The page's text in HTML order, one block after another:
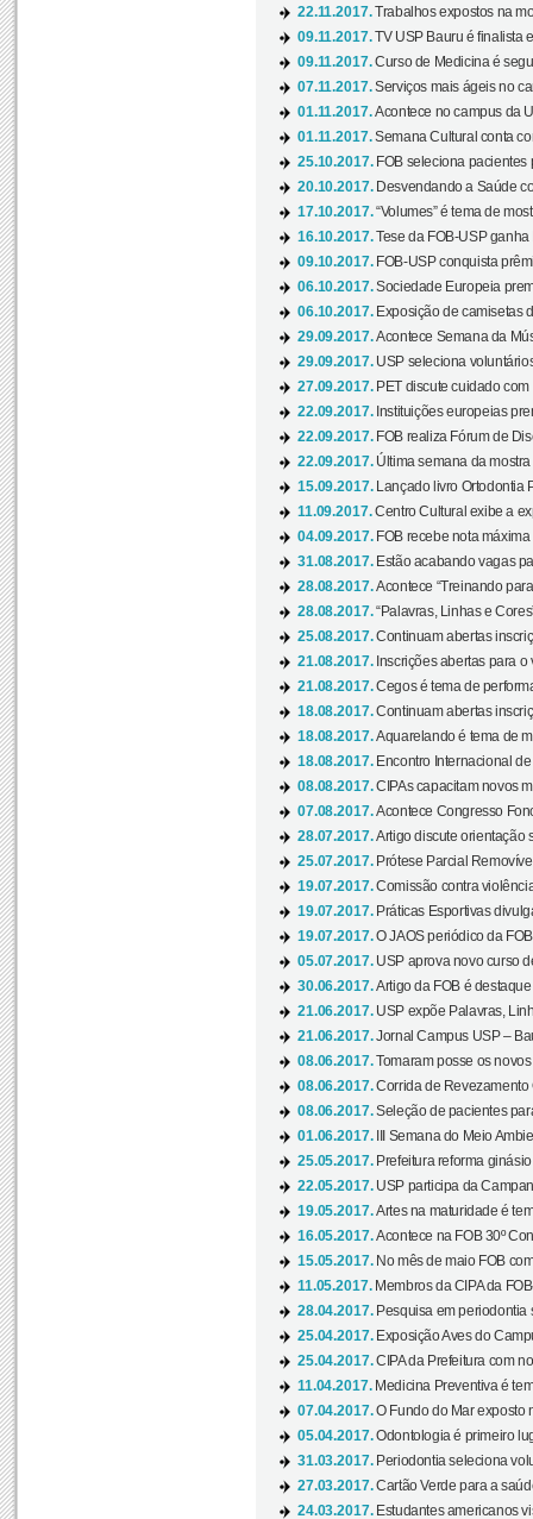
22.11.2017.Trabalhos expostos na
09.11.2017.TV USP Bauru é finalista
09.11.2017.Curso de Medicina é
07.11.2017.Serviços mais ágeis no
01.11.2017.Acontece no campus da
01.11.2017.Semana Cultural conta
25.10.2017. FOB seleciona pacientes
20.10.2017. Desvendando a Saúde
17.10.2017.“Volumes” é tema de
16.10.2017.Tese da FOB-USP
09.10.2017. FOB-USP conquista
06.10.2017.Sociedade Europeia
06.10.2017. Exposição de camisetas
29.09.2017.Acontece Semana da
29.09.2017. USP seleciona
27.09.2017. PET discute cuidado
22.09.2017. Instituições europeias
22.09.2017. FOB realiza Fórum de
22.09.2017. Última semana da mostra
15.09.2017.
Lançado livro Ortodontia
11.09.2017.Centro Cultural exibe a
04.09.2017. FOB recebe nota
31.08.2017. Estão acabando vagas
28.08.2017.Acontece “Treinando
28.08.2017.“Palavras, Linhas e
25.08.2017.Continuam abertas
21.08.2017. Inscrições abertas para
21.08.2017.Cegos é tema de
18.08.2017.Continuam abertas
18.08.2017.Aquarelando é tema de
18.08.2017. Encontro Internacional
08.08.2017.CIPAs capacitam novos
07.08.2017.Acontece Congresso
28.07.2017.Artigo discute orientação
25.07.2017. Prótese Parcial
19.07.2017.Comissão contra
19.07.2017. Práticas Esportivas
19.07.2017.O JAOS periódico da
05.07.2017. USP aprova novo curso
30.06.2017.Artigo da FOB é
21.06.2017. USP expõe Palavras,
21.06.2017.Jornal Campus USP –
08.06.2017.Tomaram posse os
08.06.2017.Corrida de Revezamento
08.06.2017.Seleção de pacientes
01.06.2017.
III Semana do Meio
25.05.2017. Prefeitura reforma
22.05.2017. USP participa da
19.05.2017.Artes na maturidade é
16.05.2017.Acontece na FOB 30º
15.05.2017. No mês de maio FOB
11.05.2017. Membros da CIPA da
28.04.2017. Pesquisa em periodontia
25.04.2017. Exposição Aves do
25.04.2017.CIPA da Prefeitura com
11.04.2017. Medicina Preventiva é
07.04.2017.O Fundo do Mar exposto
05.04.2017.Odontologia é primeiro
31.03.2017. Periodontia seleciona
27.03.2017.Cartão Verde para a
24.03.2017. Estudantes americanos